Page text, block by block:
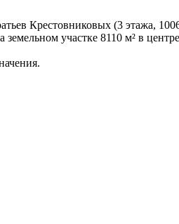
Крестовниковых (3 этажа,
участке 8110 м² в